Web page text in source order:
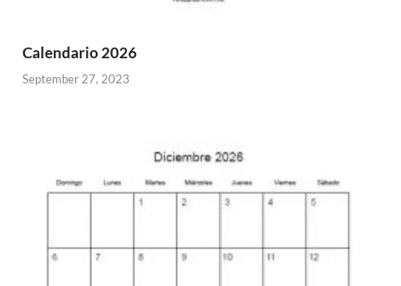
Calendario 2026
September 27, 2023